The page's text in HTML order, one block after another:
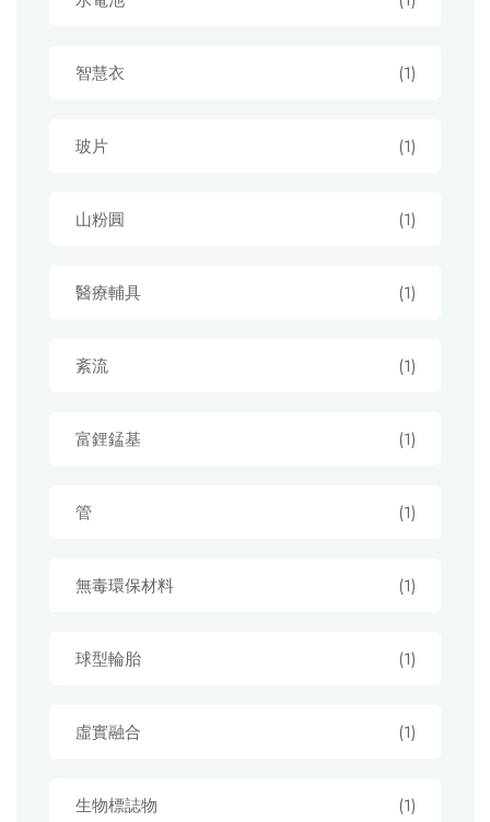
智慧衣 (1)
玻片 (1)
山粉圓 (1)
醫療輔具 (1)
紊流 (1)
富鋰錳基 (1)
管 (1)
無毒環保材料 (1)
球型輪胎 (1)
虛實融合 (1)
生物標誌物 (1)